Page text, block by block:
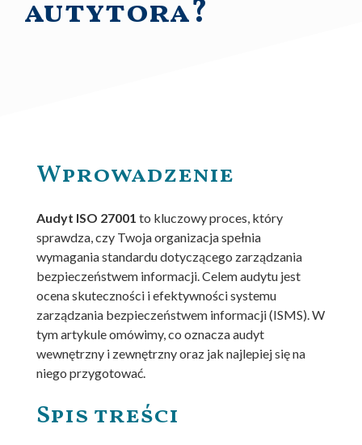
autytora?
Wprowadzenie
Audyt ISO 27001 to kluczowy proces, który
sprawdza, czy Twoja organizacja spełnia
wymagania standardu dotyczącego zarządzania
bezpieczeństwem informacji. Celem audytu jest
ocena skuteczności i efektywności systemu
zarządzania bezpieczeństwem informacji (ISMS). W
tym artykule omówimy, co oznacza audyt
wewnętrzny i zewnętrzny oraz jak najlepiej się na
niego przygotować.
Spis treści